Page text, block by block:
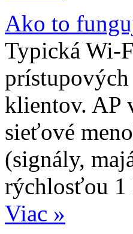
Ako to
Typická Wi-
klientov. AP
sieťové
(signály,
rýchlosťou
Viac »